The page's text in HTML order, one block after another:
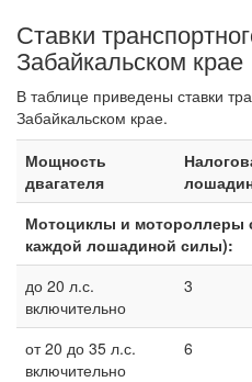
Ставки
Забайкальском крае
В таблице приведены ставки
Забайкальском крае.
Мощность
двагателя
Мотоциклы и мотороллеры
каждой лошадиной силы):
до 20 л.с.
включительно
3
от 20 до 35 л.с.
включительно
6